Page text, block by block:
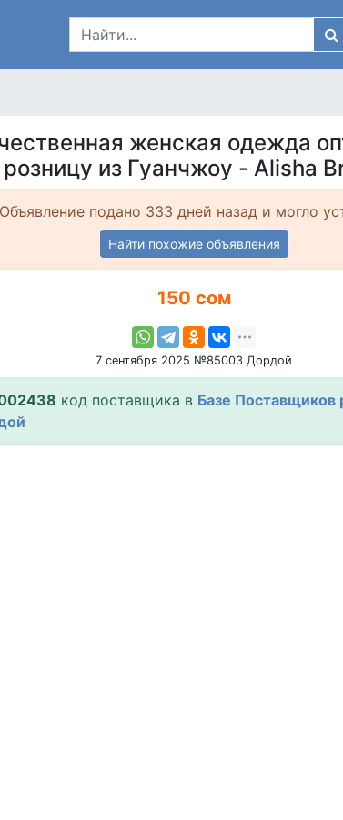
женская одежда
розницу из Гуанчжоу - Alisha
Объявление подано 333 дней назад и могло
Найти похожие объявления
150 сом
7 сентября 2025 №85003 Дордой
код поставщика в Базе Поставщиков